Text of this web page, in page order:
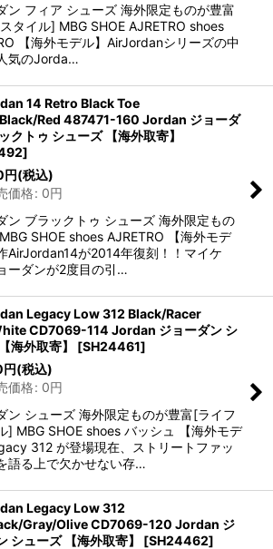
ン フィア シューズ 海外限定ものが豊富
タイル] MBG SHOE AJRETRO shoes
【海外モデル】AirJordanシリーズの中
気のJorda…
14 Retro Black Toe
Red 487471-160 Jordan ジョーダ
クトゥ シューズ 【海外取寄】
]
円(税込)
価格: 0円
ン ブラックトゥ シューズ 海外限定もの
SHOE shoes AJRETRO 【海外モデ
AirJordan14が2014年復刻！！マイケ
ーダンが2度目の引…
Legacy Low 312 Black/Racer
CD7069-114 Jordan ジョーダン シ
海外取寄】
[SH24461]
円(税込)
価格: 0円
ン シューズ 海外限定ものが豊富[ライフ
] MBG SHOE shoes バッシュ 【海外モデ
312 が登場現在、ストリートファッ
語る上で欠かせない存…
Legacy Low 312
Gray/Olive CD7069-120 Jordan ジ
シューズ 【海外取寄】
[SH24462]